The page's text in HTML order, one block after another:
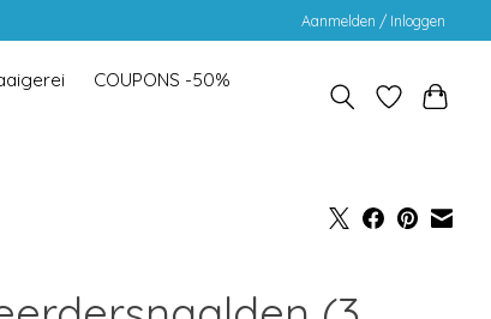
Aanmelden / Inloggen
COUPONS -50%